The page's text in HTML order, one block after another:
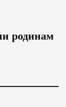
родинам